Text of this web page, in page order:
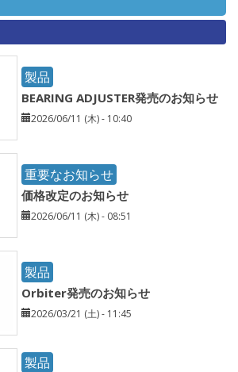
製品
BEARING ADJUSTER発売のお知らせ
2026/06/11 (木) - 10:40
重要なお知らせ
価格改定のお知らせ
2026/06/11 (木) - 08:51
製品
Orbiter発売のお知らせ
2026/03/21 (土) - 11:45
製品